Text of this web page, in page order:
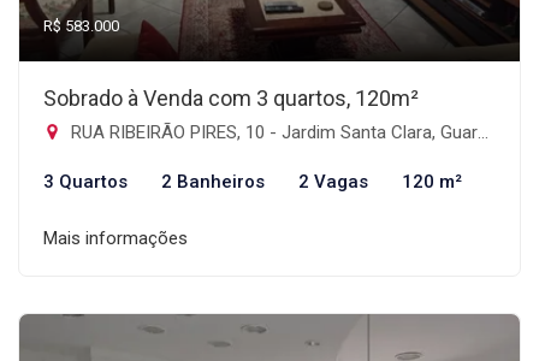
R$ 583.000
Sobrado à Venda com 3 quartos, 120m²
RUA RIBEIRÃO PIRES, 10 - Jardim Santa Clara, Guarulhos-SP
3 Quartos 2 Banheiros 2 Vagas 120 m²
Mais informações